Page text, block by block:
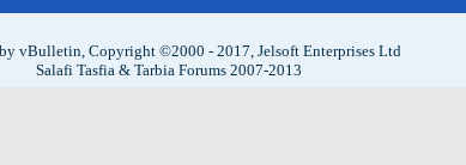
vBulletin, Copyright ©2000 - 2017, Jelsoft Enterprises Ltd
Salafi Tasfia & Tarbia Forums 2007-2013